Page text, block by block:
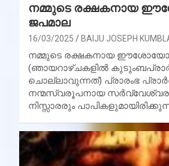
നമ്മുടെ രക്ഷകനായ
ജപമാല
16/03/2025 BAIJU JOSEPH
നമ്മുടെ രക്ഷകനായ
(ഞായറാഴ്ചകളില്‍
ചൊല്ലാവുന്നത്) പ്രാരംഭ
നന്മസ്വരൂപനായ
നിസ്സാരരും